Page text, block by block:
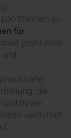
Themen an.
für
profitieren
die
Ihnen
vermittelt,